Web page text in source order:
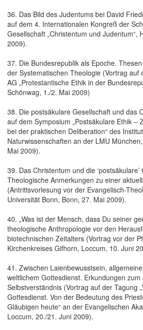
36. Das Bild des Judentums bei David
auf dem 4. Internationalen Kongreß der
Gesellschaft „Christentum und Judentum“,
2009).
37. Die Bundesrepublik als Epoche.
der Systematischen Theologie (Vortrag auf
AG „Protestantische Ethik in der
Schönwag, 1./2. Mai 2009)
38. Die postsäkulare Gesellschaft und das
auf dem Symposium „Postsäkulare Ethik –
bei der praktischen Deliberation“ des
Naturwissenschaften an der LMU
Mai 2009).
39. Das Christentum und die ‘postsäkulare’
Theologische Anmerkungen zu einer
(Antrittsvorlesung vor der Evangelisch-
Universität Bonn, Bonn, 27. Mai 2009).
40. „Was ist der Mensch, dass Du seiner
theologische Anthropologie vor den
biotechnischen Zeitalters (Vortrag vor der
Kirchenkreises Gifhorn, Loccum, 10. Juni
41. Zwischen Laienbewusstsein,
weltlichem Gottesdienst. Erkundungen
Selbstverständnis (Vortrag auf der Tagung
Gottesdienst. Von der Bedeutung des
Gläubigen heute“ an der Evangelischen
Loccum, 20./21. Juni 2009).